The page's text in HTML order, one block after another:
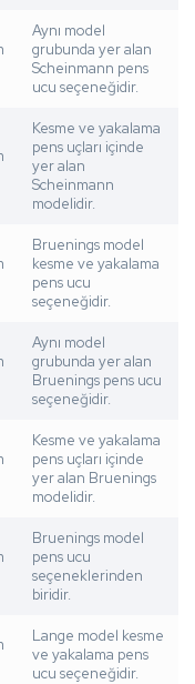
Aynı model
grubunda yer alan
Scheinmann pens
ucu seçeneğidir.
Kesme ve yakalama
pens uçları içinde
yer alan
Scheinmann
modelidir.
Bruenings model
kesme ve yakalama
pens ucu
seçeneğidir.
Aynı model
grubunda yer alan
Bruenings pens ucu
seçeneğidir.
Kesme ve yakalama
pens uçları içinde
yer alan Bruenings
modelidir.
Bruenings model
pens ucu
seçeneklerinden
biridir.
Lange model kesme
ve yakalama pens
ucu seçeneğidir.